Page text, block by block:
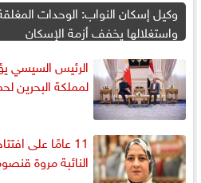
وكيل إسكان النواب: الوحدات
واستغلالها يخفف أزمة الإسكان
الرئيس السيسي
لمملكة البحرين
11 عامًا على
النائبة مروة